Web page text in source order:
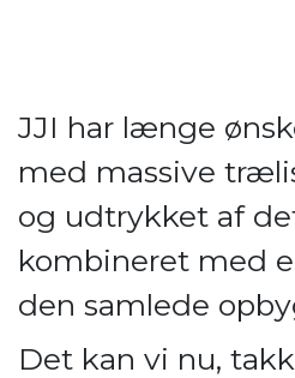
JJI har længe
med massive
og udtrykket af
kombineret med
den samlede
Det kan vi nu,